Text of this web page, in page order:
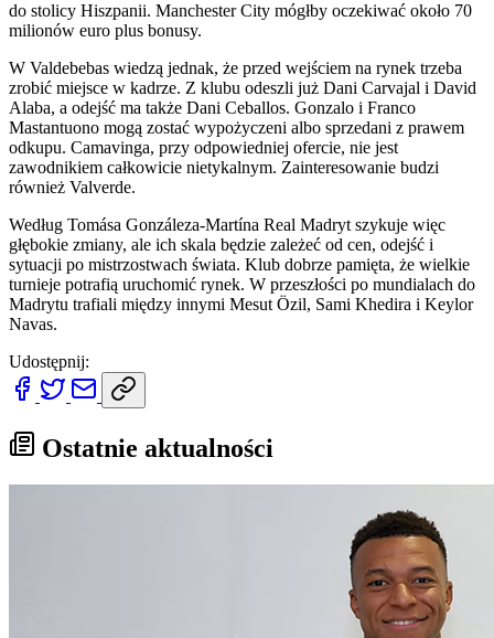
do stolicy Hiszpanii. Manchester City mógłby oczekiwać około 70
milionów euro plus bonusy.
W Valdebebas wiedzą jednak, że przed wejściem na rynek trzeba
zrobić miejsce w kadrze. Z klubu odeszli już Dani Carvajal i David
Alaba, a odejść ma także Dani Ceballos. Gonzalo i Franco
Mastantuono mogą zostać wypożyczeni albo sprzedani z prawem
odkupu. Camavinga, przy odpowiedniej ofercie, nie jest
zawodnikiem całkowicie nietykalnym. Zainteresowanie budzi
również Valverde.
Według Tomása Gonzáleza-Martína Real Madryt szykuje więc
głębokie zmiany, ale ich skala będzie zależeć od cen, odejść i
sytuacji po mistrzostwach świata. Klub dobrze pamięta, że wielkie
turnieje potrafią uruchomić rynek. W przeszłości po mundialach do
Madrytu trafiali między innymi Mesut Özil, Sami Khedira i Keylor
Navas.
Udostępnij:
Ostatnie aktualności